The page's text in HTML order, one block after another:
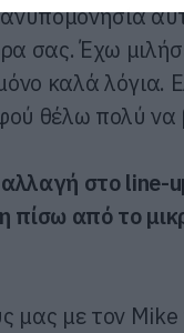
ανυπομονησία
σας. Έχω
καλά λόγια.
θέλω πολύ
στο line-
πίσω από το
μας με τον